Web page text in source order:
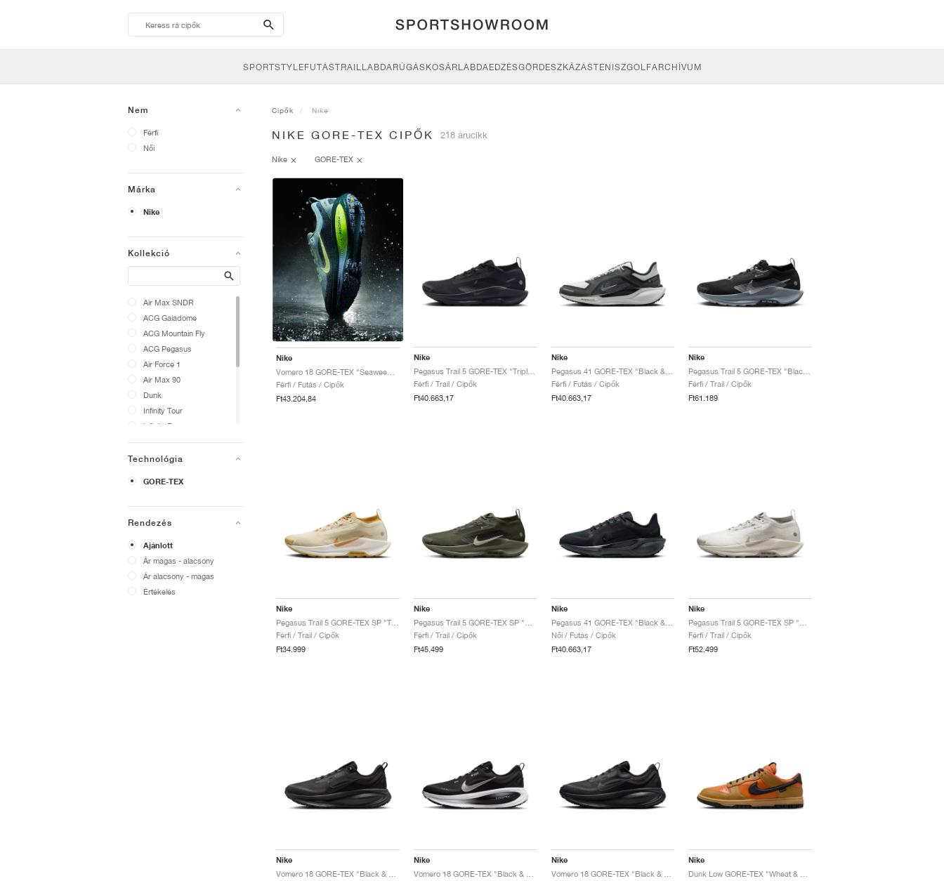
search-
btn
SPORTSTYLEFUTÁSTRAILLABDARÚGÁSKOSÁRLABDAEDZÉSGÖRDESZKÁZÁSTENISZGOLFARCHÍVUM
Nem
Férfi
Női
Márka
Nike
Kollekció
Search
Air Max SNDR
ACG Gaiadome
ACG Mountain Fly
ACG Pegasus
Air Force 1
Air Max 90
Dunk
Infinity Tour
Infinity Run
Juniper
Motiva
Winflo
Pegasus
Technológia
GORE-TEX
Rendezés
Ajánlott
Ár magas - alacsony
Ár alacsony - magas
Értékelés
Cipők Nike
NIKE GORE-TEX CIPŐK 218 árucikk
Nike GORE-TEX
Nike
Férfi / Futás / Cipők
Ft43.204,84
Nike
Pegasus Trail 5 GORE-TEX "Triple Black"
Férfi / Trail / Cipők
Ft40.663,17
Nike
Férfi / Futás / Cipők
Ft40.663,17
Nike
Férfi / Trail / Cipők
Ft61.189
Nike
Pegasus Trail 5 GORE-TEX SP "Team Gold & Desert Ochre"
Férfi / Trail / Cipők
Ft34.999
Nike
Férfi / Trail / Cipők
Ft45.499
Nike
Női / Futás / Cipők
Ft40.663,17
Nike
Férfi / Trail / Cipők
Ft52.499
Nike Nike Nike Nike